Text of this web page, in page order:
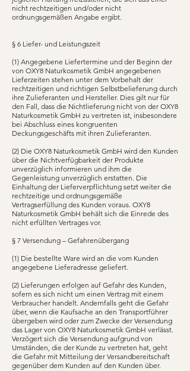
nicht rechtzeitigen und/oder nicht
ordnungsgemäßen Angabe ergibt.
§ 6 Liefer- und Leistungszeit
(1) Angegebene Liefertermine und der Beginn der
von OXY8 Naturkosmetik GmbH angegebenen
Lieferzeiten stehen unter dem Vorbehalt der
rechtzeitigen und richtigen Selbstbelieferung durch
ihre Zulieferanten und Hersteller. Dies gilt nur für
den Fall, dass die Nichtlieferung nicht von der OXY8
Naturkosmetik GmbH zu vertreten ist, insbesondere
bei Abschluss eines kongruenten
Deckungsgeschäfts mit ihren Zulieferanten.
(2) Die OXY8 Naturkosmetik GmbH wird den Kunden
über die Nichtverfügbarkeit der Produkte
unverzüglich informieren und ihm die
Gegenleistung unverzüglich erstatten. Die
Einhaltung der Lieferverpflichtung setzt weiter die
rechtzeitige und ordnungsgemäße
Vertragserfüllung des Kunden voraus. OXY8
Naturkosmetik GmbH behält sich die Einrede des
nicht erfüllten Vertrages vor.
§ 7 Versendung – Gefahrenübergang
(1) Die bestellte Ware wird an die vom Kunden
angegebene Lieferadresse geliefert.
(2) Lieferungen erfolgen auf Gefahr des Kunden,
sofern es sich nicht um einen Vertrag mit einem
Verbraucher handelt. Andernfalls geht die Gefahr
über, wenn die Kaufsache an den Transportführer
übergeben wird oder zum Zwecke der Versendung
das Lager von OXY8 Naturkosmetik GmbH verlässt.
Verzögert sich die Versendung aufgrund von
Umständen, die der Kunde zu vertreten hat, geht
die Gefahr mit Mitteilung der Versandbereitschaft
gegenüber dem Kunden auf den Kunden über.